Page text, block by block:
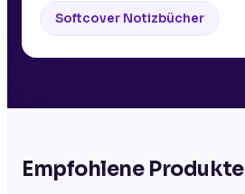
Softcover Notizbücher
Empfohlene Produkte